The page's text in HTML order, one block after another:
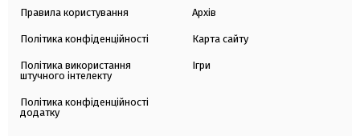
Правила користування
Політика конфіденційності
Політика використання
штучного інтелекту
Політика конфіденційності
додатку
Архів
Карта сайту
Ігри